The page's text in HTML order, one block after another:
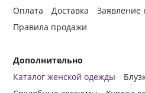
Оплата
Доставка
Заявление
Правила продажи
Дополнительно
Каталог женской одежды